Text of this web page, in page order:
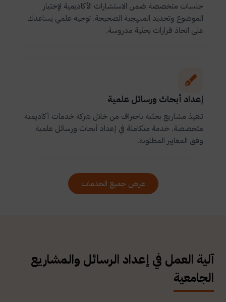
جلسات متخصصة ضمن الاستشارات الأكاديمية لإختيار
الموضوع وتحديد المنهجية الصحيحة. توجيه علمي يساعدك
على اتخاذ قرارات بحثية مدروسة.
إعداد أبحاث ورسائل علمية
تنفيذ مشاريع بحثية باحتراف من خلال شركة خدمات أكاديمية
متخصصة. خدمة متكاملة في إعداد أبحاث ورسائل علمية
وفق المعايير المطلوبة.
عرض جميع الخدمات
آلية العمل في إعداد الرسائل والمشاريع
الجامعية